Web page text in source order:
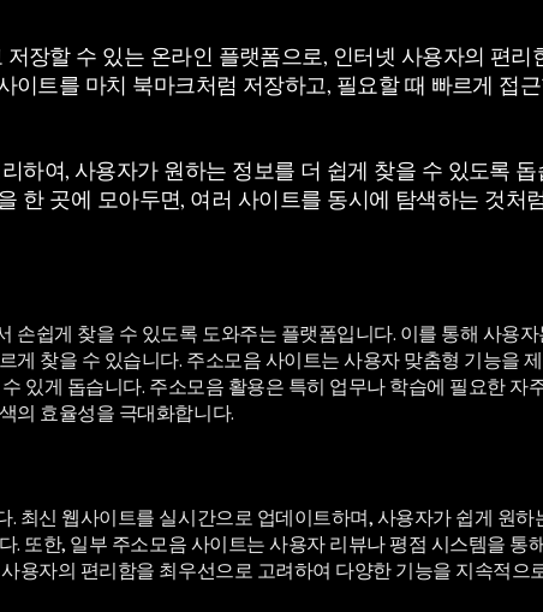
장할 수 있는 온라인 플랫폼으로, 인터넷 사용자의 편리
트를 마치 북마크처럼 저장하고, 필요할 때 빠르게 접
하여, 사용자가 원하는 정보를 더 쉽게 찾을 수 있도록 돕
한 곳에 모아두면, 여러 사이트를 동시에 탐색하는 것처
쉽게 찾을 수 있도록 도와주는 플랫폼입니다. 이를 통해 사용자
찾을 수 있습니다. 주소모음 사이트는 사용자 맞춤형 기능을
있게 돕습니다. 주소모음 활용은 특히 업무나 학습에 필요한 자
의 효율성을 극대화합니다.
최신 웹사이트를 실시간으로 업데이트하며, 사용자가 쉽게 원하
또한, 일부 주소모음 사이트는 사용자 리뷰나 평점 시스템을 통
용자의 편리함을 최우선으로 고려하여 다양한 기능을 지속적으